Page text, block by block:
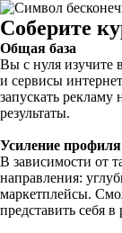
Соберите
Общая база
Вы с нуля изучите
и сервисы
запускать рекламу
результаты.
Усиление профиля
В зависимости от
направления:
маркетплейсы.
представить себя в